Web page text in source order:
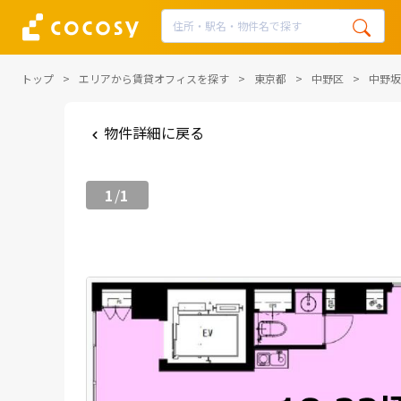
トップ エリアから賃貸オフィスを探す 東京都 中野区 中野
物件詳細に戻る
1/1